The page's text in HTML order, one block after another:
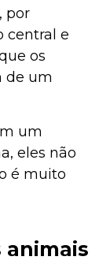
, por
central e
os
de um
um
eles não
é muito
animais